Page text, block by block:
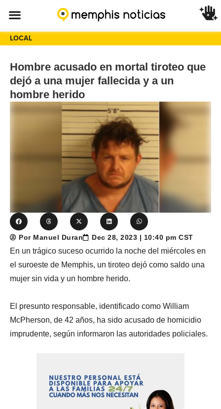
LOCAL
Hombre acusado en mortal tiroteo que
dejó a una mujer fallecida y a un
hombre herido
Por Manuel Duran Dec 28, 2023 | 10:40 pm CST
En un trágico suceso ocurrido la noche del miércoles en
el suroeste de Memphis, un tiroteo dejó como saldo una
mujer sin vida y un hombre herido.
El presunto responsable, identificado como William
McPherson, de 42 años, ha sido acusado de homicidio
imprudente, según informaron las autoridades policiales.